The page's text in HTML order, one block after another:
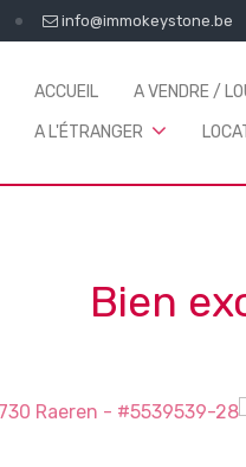
info@immokeystone.be
ACCUEIL A VENDRE /
A L'ÉTRANGER
Bien